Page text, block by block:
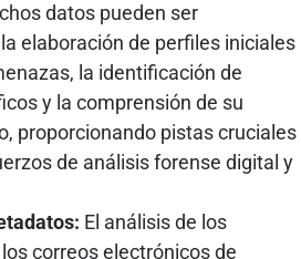
datos pueden ser
elaboración de perfiles iniciales
la identificación de
y la comprensión de su
proporcionando pistas cruciales
de análisis forense digital y
El análisis de los
correos electrónicos de